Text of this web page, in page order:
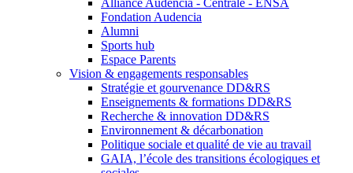
Alliance Audencia - Centrale - ENSA
Fondation Audencia
Alumni
Sports hub
Espace Parents
Vision & engagements responsables
Stratégie et gourvenance DD&RS
Enseignements & formations DD&RS
Recherche & innovation DD&RS
Environnement & décarbonation
Politique sociale et qualité de vie au travail
GAIA, l’école des transitions écologiques et